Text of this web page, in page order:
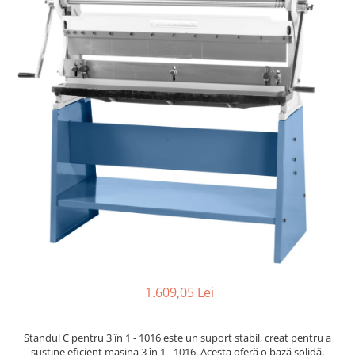
Ferastraie metal cu banda si taiere
dubla semiautomate
Ferastraie prelucrare metal cu
banda si taiere dubla
Ferastraie verticale
Strunguri pentru metal
Strunguri CNC
Strunguri cu surub de ghidare
Strunguri de precizie
Strunguri metal cu freza
Strunguri universale
Strunguri universale cu viteza
Masini de gaurit - Vario - cu masa
1.609,05 Lei
Standul C pentru 3 în 1 - 1016 este un suport stabil, creat pentru a
susține eficient mașina 3 în 1 - 1016. Acesta oferă o bază solidă,